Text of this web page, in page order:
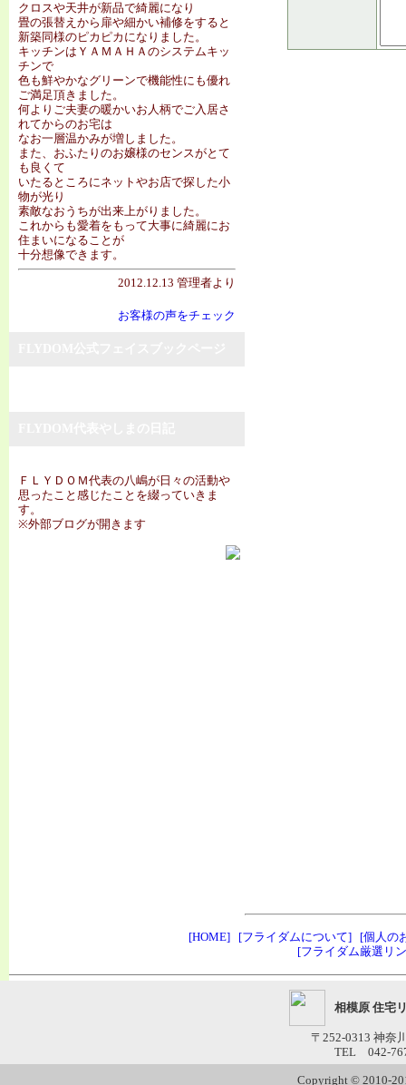
クロスや天井が新品で綺麗になり
畳の張替えから扉や細かい補修をすると
新築同様のピカピカになりました。
キッチンはＹＡＭＡＨＡのシステムキッ
チンで
色も鮮やかなグリーンで機能性にも優れ
ご満足頂きました。
何よりご夫妻の暖かいお人柄でご入居さ
れてからのお宅は
なお一層温かみが増しました。
また、おふたりのお嬢様のセンスがとて
も良くて
いたるところにネットやお店で探した小
物が光り
素敵なおうちが出来上がりました。
これからも愛着をもって大事に綺麗にお
住まいになることが
十分想像できます。
2012.12.13 管理者より
お客様の声をチェック
ＦＬＹＤＯＭ代表の八嶋が日々の活動や
思ったこと感じたことを綴っていきま
す。
※外部ブログが開きます
[HOME] [フライダムについて]
[個人の
[フライダム厳選リ
相模原 住宅
〒252-0313 神奈
TEL 042-
Copyright © 2010-